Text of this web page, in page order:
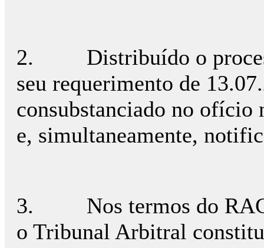
2. Distribuído o
seu requerimento de
consubstanciado no ofício
e, simultaneamente,
3. Nos termos do
o Tribunal Arbitral